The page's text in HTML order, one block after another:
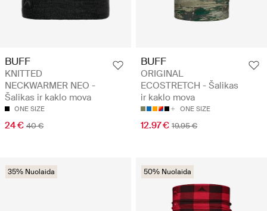
BUFF
KNITTED
NECKWARMER NEO -
Šalikas ir kaklo mova
ONE SIZE
24 € 40 €
BUFF
ORIGINAL
ECOSTRETCH - Šalikas
ir kaklo mova
ONE SIZE
12.97 € 19.95 €
35% Nuolaida 50% Nuolaida